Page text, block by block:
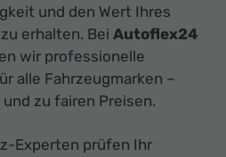
und den Wert Ihres
erhalten. Bei Autoflex24
wir professionelle
alle Fahrzeugmarken –
zu fairen Preisen.
Experten prüfen Ihr